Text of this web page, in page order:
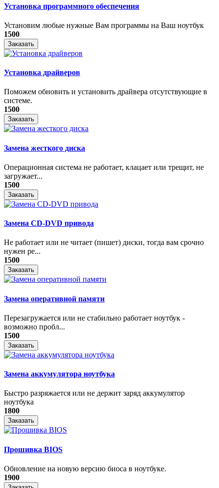
Установка программного обеспечения
Установим любые нужные Вам программы на Ваш ноутбук
1500
Заказать
Установка драйверов
Поможем обновить и установить драйвера отсутствующие в
системе.
1500
Заказать
Замена жесткого диска
Операционная система не работает, клацает или трещит, не
загружает...
1500
Заказать
Замена CD-DVD привода
Не работает или не читает (пишет) диски, тогда вам срочно
нужен ре...
1500
Заказать
Замена оперативной памяти
Перезагружается или не стабильно работает ноутбук -
возможно пробл...
1500
Заказать
Замена аккумулятора ноутбука
Быстро разряжается или не держит заряд аккумулятор
ноутбука
1800
Заказать
Прошивка BIOS
Обновление на новую версию биоса в ноутбуке.
1900